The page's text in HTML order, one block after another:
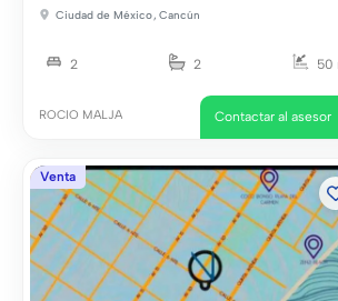
METRO POTRERO SIN ESTACIONAMIENTO
Ciudad de México, Cancún
2 2 50
ROCIO MALJA Contactar al asesor
Venta